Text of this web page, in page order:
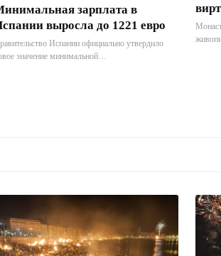
зарплата в
выросла до 1221 евро
Испании официально утвердило
значение минимальной